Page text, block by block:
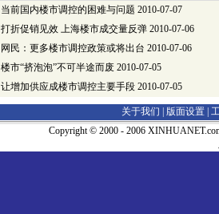
当前国内楼市调控的困难与问题 2010-07-07
打折促销见效 上海楼市成交量反弹 2010-07-06
网民：更多楼市调控政策或将出台 2010-07-06
楼市“挤泡泡”不可半途而废 2010-07-05
让增加供应成楼市调控主要手段 2010-07-05
关于我们 | 版面设置
Copyright © 2000 - 2006